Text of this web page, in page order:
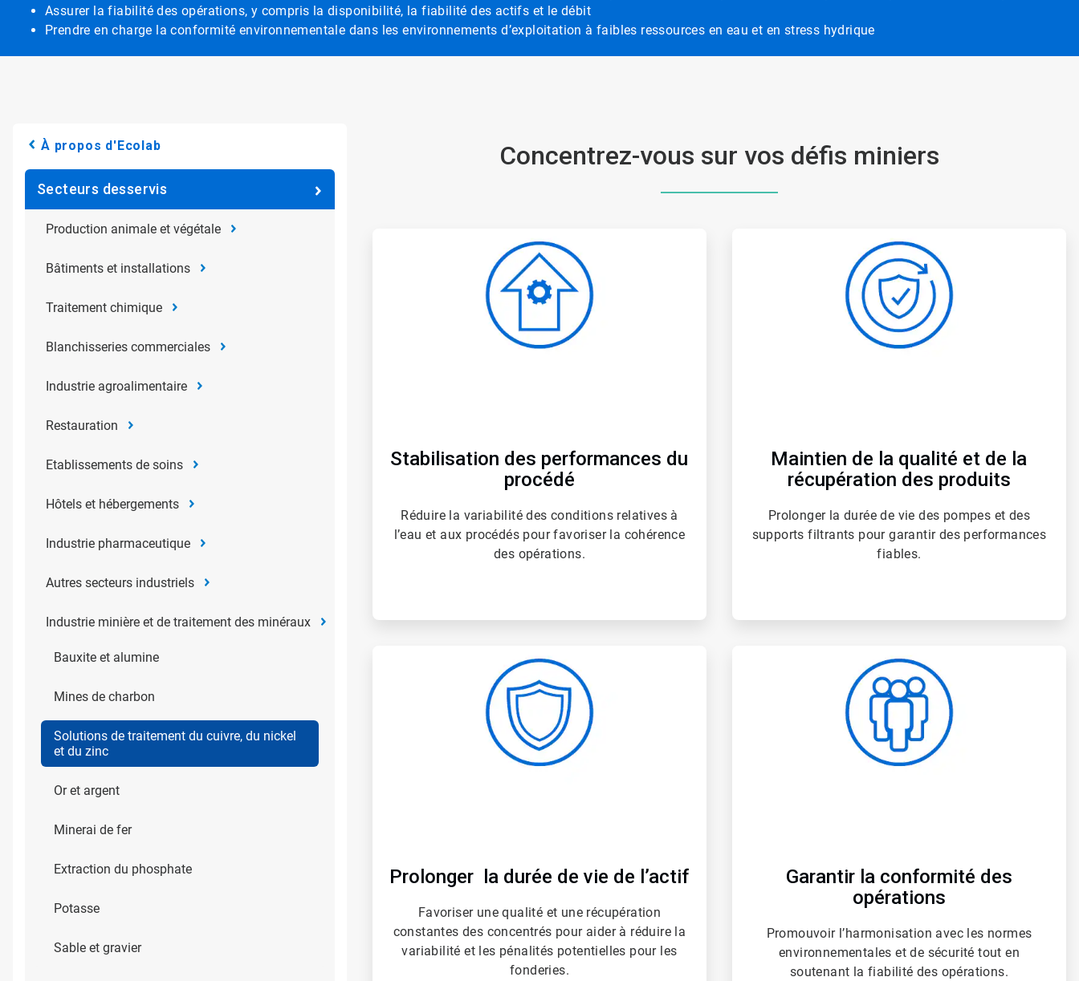
Assurer la fiabilité des opérations, y compris la disponibilité, la fiabilité des actifs et le débit
Prendre en charge la conformité environnementale dans les environnements d’exploitation à faibles ressources en eau et en stress hydrique
À propos d'Ecolab
Secteurs desservis
Production animale et végétale
Bâtiments et installations
Traitement chimique
Blanchisseries commerciales
Industrie agroalimentaire
Restauration
Etablissements de soins
Hôtels et hébergements
Industrie pharmaceutique
Autres secteurs industriels
Industrie minière et de traitement des minéraux
Bauxite et alumine
Mines de charbon
Solutions de traitement du cuivre, du nickel
et du zinc
Or et argent
Minerai de fer
Extraction du phosphate
Potasse
Sable et gravier
Concentrez-vous sur vos défis miniers
1
de
4
Stabilisation des performances du
procédé
Réduire la variabilité des conditions relatives à
l’eau et aux procédés pour favoriser la cohérence
des opérations.
de
4
Maintien de la qualité et de la
récupération des produits
Prolonger la durée de vie des pompes et des
supports filtrants pour garantir des performances
fiables.
3
de
4
Prolonger la durée de vie de l’actif
Favoriser une qualité et une récupération
constantes des concentrés pour aider à réduire la
variabilité et les pénalités potentielles pour les
fonderies.
4
de
4
Garantir la conformité des
opérations
Promouvoir l’harmonisation avec les normes
environnementales et de sécurité tout en
soutenant la fiabilité des opérations.